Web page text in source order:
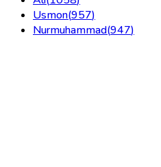
Usmon(957)
Nurmuhammad(947)